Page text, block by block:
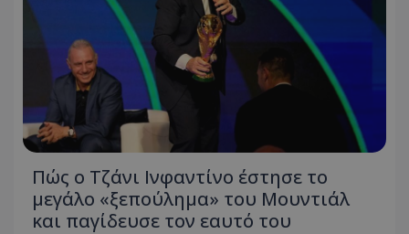
Πώς ο Τζάνι Ινφαντίνο έστησε το
μεγάλο «ξεπούλημα» του Μουντιάλ
και παγίδευσε τον εαυτό του